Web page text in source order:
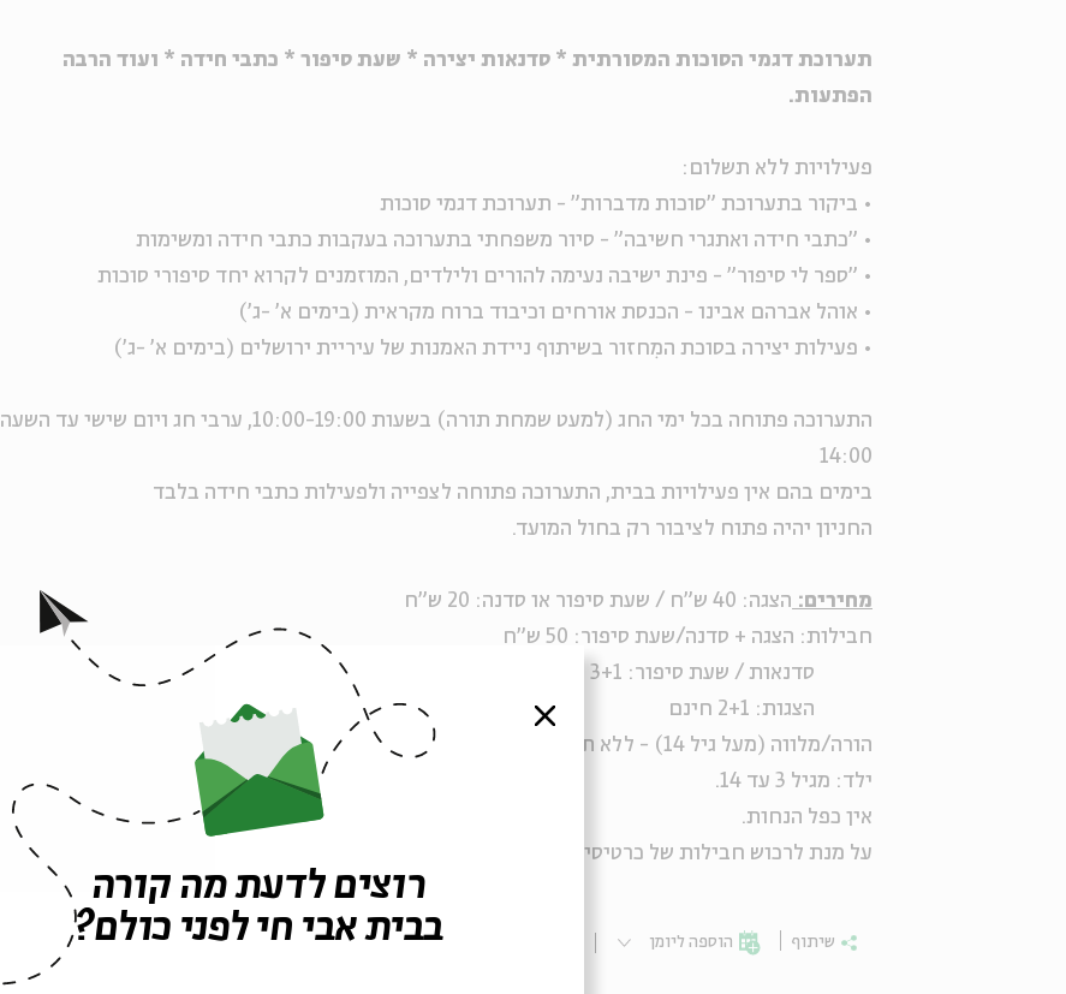
תערוכת דגמי הסוכות המסורתית * סדנאות יצירה * שעת סיפור * כתבי חידה * ועוד הרבה
הפתעות.
פעילויות ללא תשלום:
• ביקור בתערוכת "סוכות מדברות" - תערוכת דגמי סוכות
• "כתבי חידה ואתגרי חשיבה" - סיור משפחתי בתערוכה בעקבות כתבי חידה ומשימות
• "ספר לי סיפור" - פינת ישיבה נעימה להורים ולילדים, המוזמנים לקרוא יחד סיפורי סוכות
• אוהל אברהם אבינו - הכנסת אורחים וכיבוד ברוח מקראית (בימים א' -ג')
• פעילות יצירה בסוכת המִחזור בשיתוף ניידת האמנות של עיריית ירושלים (בימים א' -ג')
התערוכה פתוחה בכל ימי החג (למעט שמחת תורה) בשעות 10:00-19:00, ערבי חג ויום שישי עד השעה
14:00
בימים בהם אין פעילויות בבית, התערוכה פתוחה לצפייה ולפעילות כתבי חידה בלבד
החניון יהיה פתוח לציבור רק בחול המועד.
מחירים: הצגה: 40 ש"ח / שעת סיפור או סדנה: 20 ש"ח
חבילות: הצגה + סדנה/שעת סיפור: 50 ש"ח
סדנאות / שעת סיפור: 3+1 חינם
הצגות: 2+1 חינם
הורה/מלווה (מעל גיל 14) - ללא תשלום.
ילד: מגיל 3 עד 14.
אין כפל הנחות.
על מנת לרכוש חבילות של כרטיסים - נא לפנות לקופת בית אבי חי בטלפון 02-6215900.
שיתוף הוספה ליומן הרשמה לאירועים דומים
סגור
רוצים לדעת מה קורה
בבית אבי חי לפני כולם?